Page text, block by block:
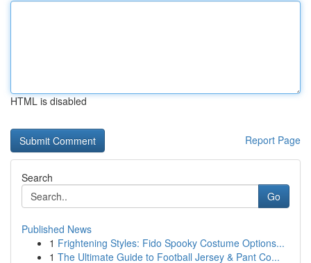
HTML is disabled
Report Page
Search
Go
Published News
1 Frightening Styles: Fido Spooky Costume Options...
1 The Ultimate Guide to Football Jersey & Pant Co...